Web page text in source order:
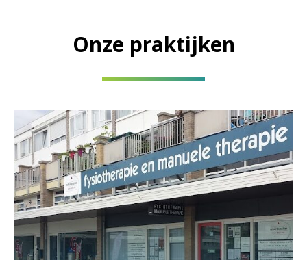
Onze praktijken